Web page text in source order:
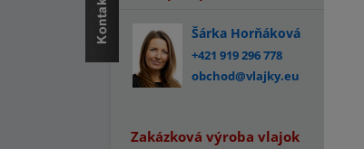
Šárka Horňáková
+421 919 296 778
obchod@vlajky.eu
Zakázková výroba vlajok